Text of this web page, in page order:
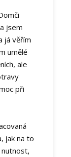
jsem
já věřím
umělé
ale
při
jak na to
nutnost,